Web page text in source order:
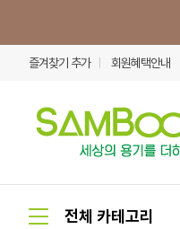
즐겨찾기 추가 회원혜택안내